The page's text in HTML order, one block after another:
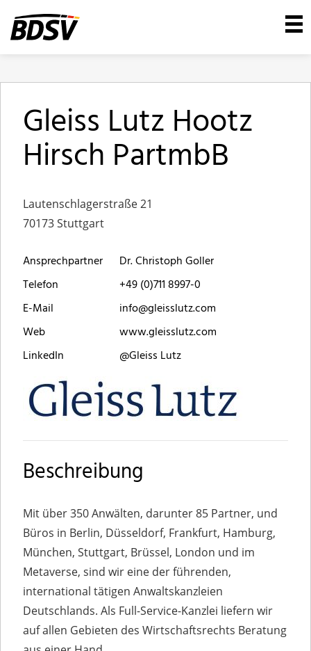
Gleiss Lutz Hootz
Hirsch PartmbB
Lautenschlagerstraße 21
70173 Stuttgart
Ansprechpartner
Dr. Christoph Goller
Telefon
+49 (0)711 8997-0
E-Mail
info@gleisslutz.com
Web
www.gleisslutz.com
LinkedIn
@Gleiss Lutz
Beschreibung
Mit über 350 Anwälten, darunter 85 Partner, und
Büros in Berlin, Düsseldorf, Frankfurt, Hamburg,
München, Stuttgart, Brüssel, London und im
Metaverse, sind wir eine der führenden,
international tätigen Anwaltskanzleien
Deutschlands. Als Full-Service-Kanzlei liefern wir
auf allen Gebieten des Wirtschaftsrechts Beratung